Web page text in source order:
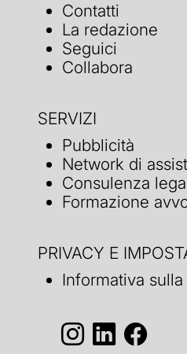
Contatti
La redazione
Seguici
Collabora
SERVIZI
Pubblicità
Network di
Consulenza
Formazione
PRIVACY E
Informativa